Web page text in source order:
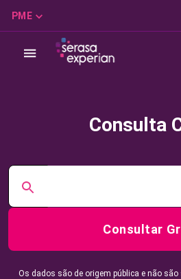
PME
Consulta
Consultar
Os dados são de origem pública e não